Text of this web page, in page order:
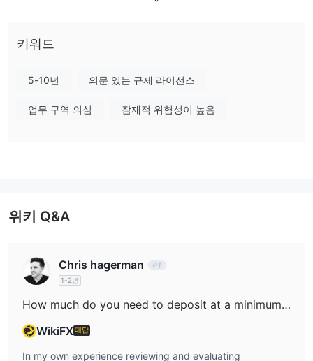
만들었습니다. 그들의 운영 모델은 이더리움 블록체인 네트워크에
새로운 주문을 주문서와 자동으로 일치시킵니다. 반대 거래가 없으
규제 정보: 라이선스
은 주로 디지털 바이너리 옵션과 스펙터 소유의 획기적인 가격 지수
디지털 계약은 최대 400%의 지불금을 제공하고 1초 안에 확인되며
외환을 포함한 여러 시장에서 거래될 수 있습니다. EPIC 계약은 과
거 시장 변동의 총계를 기반으로 하며 실시간 시장 조건을 복제합니
다. 다른 자산처럼 거래할 수 있으며 24시간 이용 가능합니다.
지불금 및 스프레드
디지털 계약에 대한 지불금은 자산, 만료 및 시간에 따라 5%-200%
키워드
5-10년 의문 있는 규제 라이선스
업무 구역 의심 잠재적 위험성이 높음
위키 Q&A
Chris hagerman
1-2년
How much do you need to deposit at a minimum to start a live trading account on Specter.ai?
WikiFX대답
In my own experience reviewing and evaluating